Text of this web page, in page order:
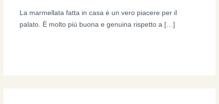
La marmellata fatta in casa è un vero piacere per il
palato. È molto più buona e genuina rispetto a […]